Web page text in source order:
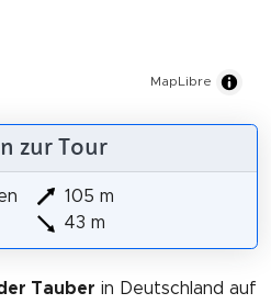
MapLibre
zur Tour
105 m
43 m
Tauber in Deutschland auf